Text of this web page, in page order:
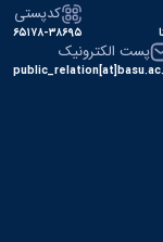
کدپستی
۶۵۱۷۸-۳۸۶۹۵
پست الکترونیک